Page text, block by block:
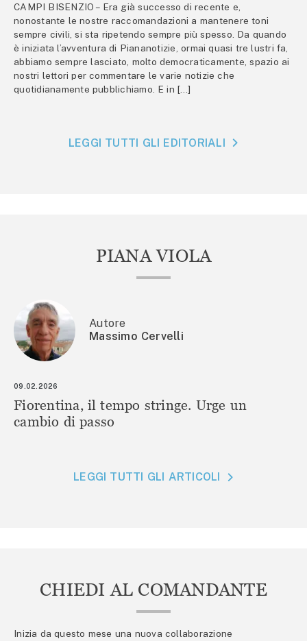
CAMPI BISENZIO – Era già successo di recente e,
nonostante le nostre raccomandazioni a mantenere toni
sempre civili, si sta ripetendo sempre più spesso. Da quando
è iniziata l’avventura di Piananotizie, ormai quasi tre lustri fa,
abbiamo sempre lasciato, molto democraticamente, spazio ai
nostri lettori per commentare le varie notizie che
quotidianamente pubblichiamo. E in […]
LEGGI TUTTI GLI EDITORIALI
PIANA VIOLA
Autore
Massimo Cervelli
09.02.2026
Fiorentina, il tempo stringe. Urge un
cambio di passo
LEGGI TUTTI GLI ARTICOLI
CHIEDI AL COMANDANTE
Inizia da questo mese una nuova collaborazione